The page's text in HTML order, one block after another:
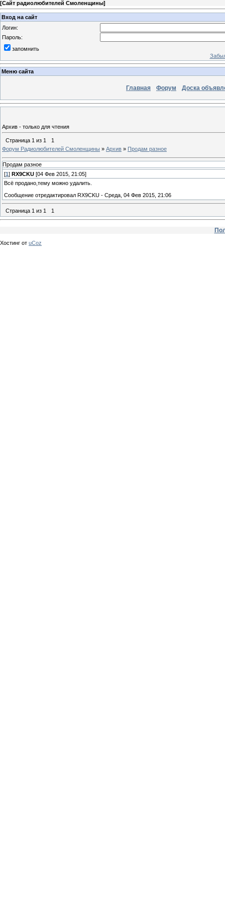
[Сайт радиолюбителей Смоленщины]
Вход на сайт
Логин:
Пароль:
запомнить
Меню сайта
Главная Форум Доска
Архив - только для чтения
Страница 1 из 1
1
Форум Радиолюбителей Смоленщины » Архив » Продам разное
Продам разное
[1 ] RX9CKU [04 Фев 2015, 21:05]
Всё продано,тему можно удалить.
Сообщение отредактировал RX9CKU - Среда, 04 Фев 2015, 21:06
Страница 1 из 1 1
Хостинг от uCoz